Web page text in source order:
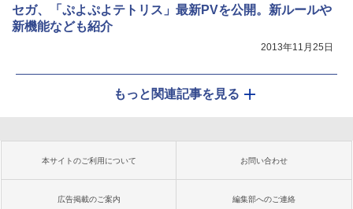
セガ、「ぷよぷよテトリス」最新PVを公開。新ルールや
新機能なども紹介
2013年11月25日
もっと関連記事を見る
本サイトのご利用について お問い合わせ
広告掲載のご案内 編集部へのご連絡